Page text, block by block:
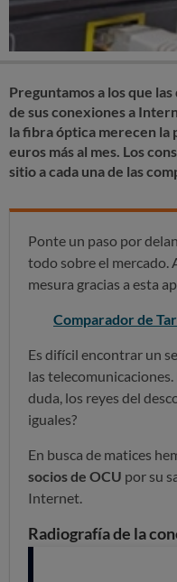
Preguntamos a los que
de sus conexiones a
la fibra óptica merecen la
euros más al mes. Los
sitio a cada una de las
Ponte un paso por
todo sobre el mercado.
mesura gracias a esta
Comparador de
Es difícil encontrar un
las
duda, los reyes del
iguales?
En busca de matices
socios de OCU por su
Internet.
Radiografía de la